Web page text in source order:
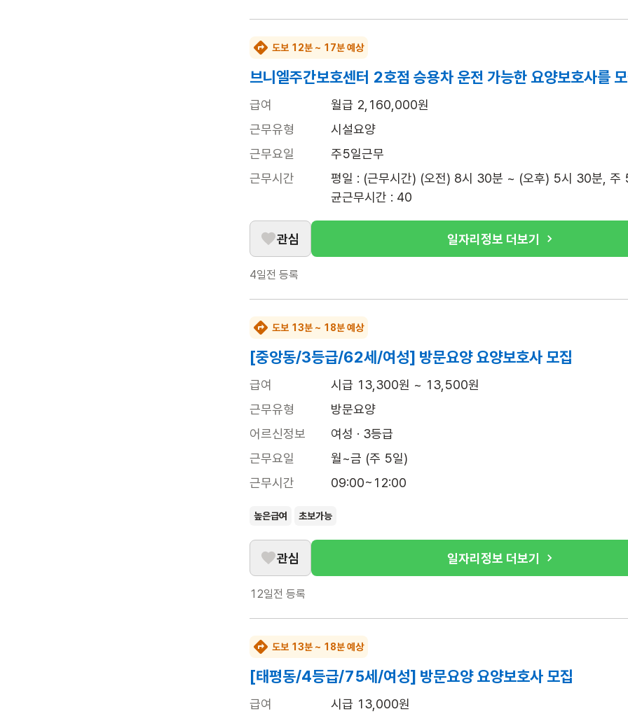
도보 12분 ~ 17분 예상
브니엘주간보호센터 2호점 승용차 운전 가능한 요양보호사를
급여
월급 2,160,000원
근무유형
시설요양
근무요일
주5일근무
근무시간
평일 : (근무시간) (오전) 8시 30분 ~ (오후) 5시 30분, 주
균근무시간 : 40
관심 일자리정보 더보기
4일전 등록
도보 13분 ~ 18분 예상
[중앙동/3등급/62세/여성] 방문요양 요양보호사 모집
급여
시급 13,300원 ~ 13,500원
근무유형
방문요양
어르신정보
여성 · 3등급
근무요일
월~금 (주 5일)
근무시간
09:00~12:00
높은급여 초보가능
관심 일자리정보 더보기
12일전 등록
도보 13분 ~ 18분 예상
[태평동/4등급/75세/여성] 방문요양 요양보호사 모집
급여 시급 13,000원